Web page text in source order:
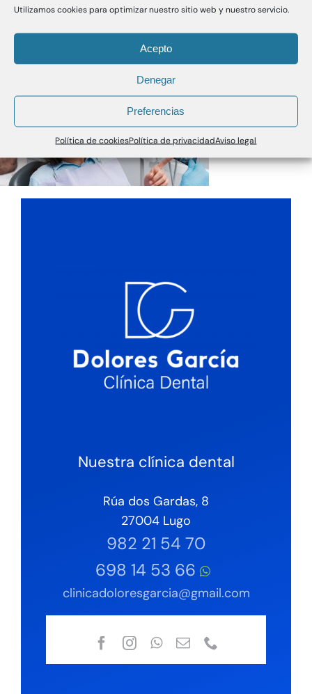
Utilizamos cookies para optimizar nuestro sitio web y nuestro servicio.
Acepto
Denegar
Preferencias
Política de cookiesPolítica de privacidadAviso legal
Nuestra clínica dental
Rúa dos Gardas, 8
27004 Lugo
982 21 54 70
698 14 53 66
clinicadoloresgarcia@gmail.com